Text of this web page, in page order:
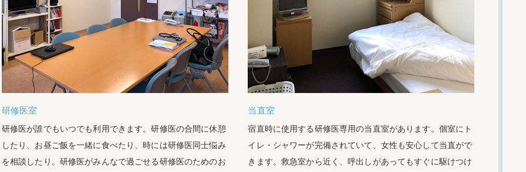
研修医室
研修医が誰でもいつでも利用できます。研修医の合間に休憩
したり、お昼ご飯を一緒に食べたり、時には研修医同士悩み
を相談したり。研修医がみんなで過ごせる研修医のためのお
当直室
宿直時に使用する研修医専用の当直室があります。個室にト
イレ・シャワーが完備されていて、女性も安心して当直がで
きます。救急室から近く、呼出しがあってもすぐに駆けつけ